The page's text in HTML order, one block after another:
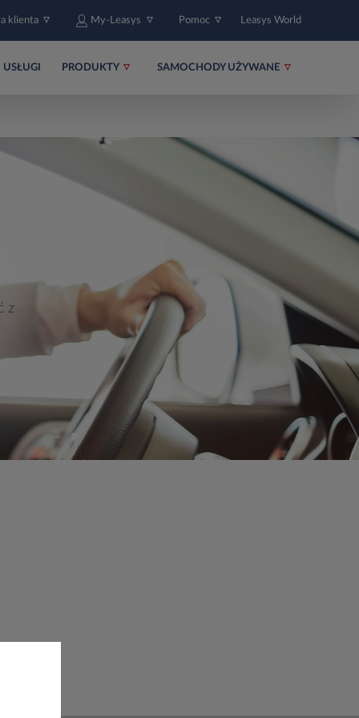
klienta My-Leasys Pomoc Leasys World
USŁUGI PRODUKTY SAMOCHODY UŻYWANE
z